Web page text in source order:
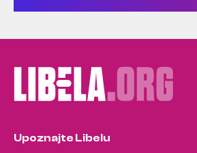
Upoznajte Libelu